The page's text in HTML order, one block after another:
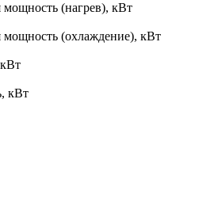
мощность (нагрев), кВт
мощность (охлаждение), кВт
кВт